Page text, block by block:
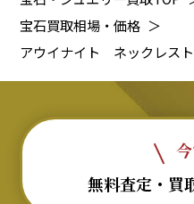
宝石買取相場・価格 ＞
アウイナイト ネックレス
無料査定・買